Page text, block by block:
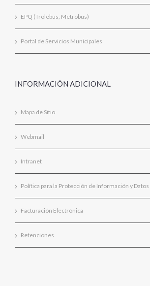
EPQ (Trolebus, Metrobus)
Portal de Servicios Municipales
INFORMACIÓN ADICIONAL
Mapa de Sitio
Webmail
Intranet
Política para la Protección de Información y
Facturación Electrónica
Retenciones